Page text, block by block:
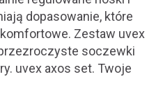
dopasowanie, które
Zestaw uvex
soczewki
uvex axos set. Twoje